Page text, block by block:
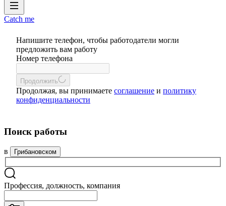
Catch me
Напишите телефон, чтобы работодатели могли
предложить вам работу
Номер телефона
Продолжить
Продолжая, вы принимаете соглашение и политику
конфиденциальности
Поиск работы
в Грибановском
Профессия, должность, компания